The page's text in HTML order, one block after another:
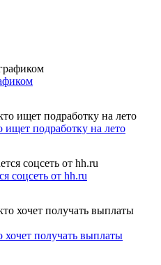
ищет подработку на лето
соцсеть от hh.ru
хочет получать выплаты